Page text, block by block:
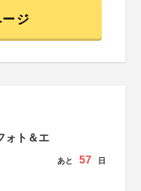
ジ
ォト＆エ
あと 57 日